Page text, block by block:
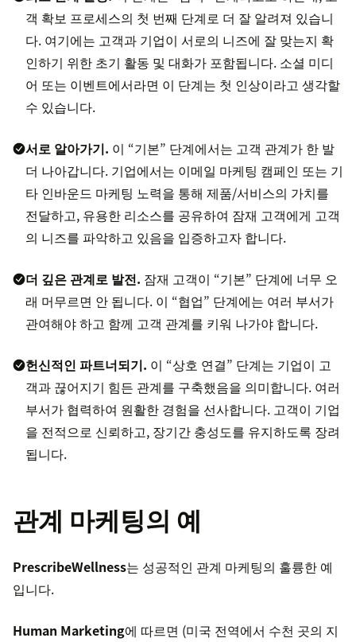
객 확보 프로세스의 첫 번째 단계로 더 잘 알려져 있습니
다. 여기에는 고객과 기업이 서로의 니즈에 잘 맞는지 확
인하기 위한 초기 활동 및 대화가 포함됩니다. 소셜 미디
어 또는 이벤트에서라면 이 단계는 첫 인상이라고 생각할
수 있습니다.
서로 알아가기. 이 “기본” 단계에서는 고객 관계가 한 발
더 나아갑니다. 기업에서는 이메일 마케팅 캠페인 또는 기
타 인바운드 마케팅 노력을 통해 제품/서비스의 가치를
전달하고, 유용한 리소스를 공유하여 잠재 고객에게 고객
의 니즈를 파악하고 있음을 입증하고자 합니다.
더 깊은 관계로 발전. 잠재 고객이 “기본” 단계에 너무 오
래 머무르면 안 됩니다. 이 “협업” 단계에는 여러 부서가
관여해야 하고 함께 고객 관계를 키워 나가야 합니다.
헌신적인 파트너되기. 이 “상호 연결” 단계는 기업이 고
객과 끊어지기 힘든 관계를 구축했음을 의미합니다. 여러
부서가 협력하여 원활한 경험을 선사합니다. 고객이 기업
을 전적으로 신뢰하고, 장기간 충성도를 유지하도록 장려
됩니다.
관계 마케팅의 예
PrescribeWellness는 성공적인 관계 마케팅의 훌륭한 예
입니다.
Human Marketing에 따르면 (미국 전역에서 수천 곳의 지